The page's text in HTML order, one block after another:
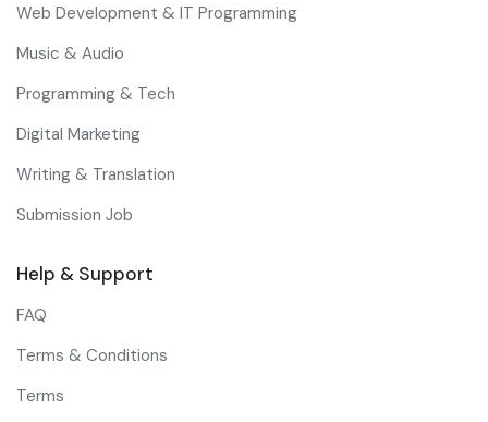
Web Development & IT Programming
Music & Audio
Programming & Tech
Digital Marketing
Writing & Translation
Submission Job
Help & Support
FAQ
Terms & Conditions
Terms